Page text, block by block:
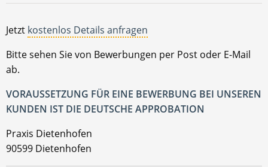
Jetzt kostenlos Details anfragen
Bitte sehen Sie von Bewerbungen per Post oder E-Mail
ab.
VORAUSSETZUNG FÜR EINE BEWERBUNG BEI UNSEREN
KUNDEN IST DIE DEUTSCHE APPROBATION
Praxis Dietenhofen
90599 Dietenhofen